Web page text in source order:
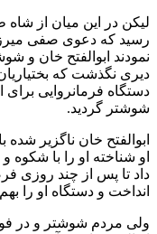
لیکن در این میان از شاه
رسید که دعوی صفی میرزا
نمودند ابوالفتح خان و
دیری نگذشت که
دستگاه فرمانروایی برای
شوشتر گردید.
ابوالفتح خان ناگزیر
او شناخته او را با
داد تا پس از چند روزی
انداخت و دستگاه او را
ولی مردم شوشتر و در